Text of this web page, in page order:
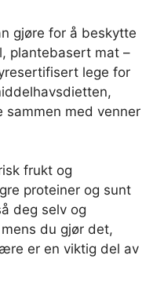
gjøre for å beskytte
plantebasert mat –
lege for
sammen med venner
frukt og
proteiner og sunt
deg selv og
du gjør det,
er en viktig del av